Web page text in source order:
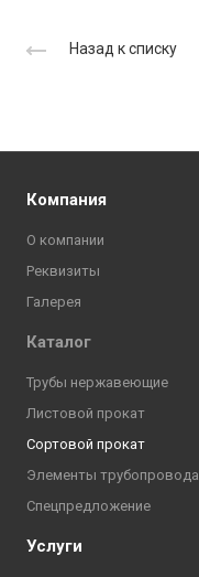
Назад к списку
Компания
О компании
Реквизиты
Галерея
Каталог
Трубы нержавеющие
Листовой прокат
Сортовой прокат
Элементы трубопровода
Спецпредложение
Услуги